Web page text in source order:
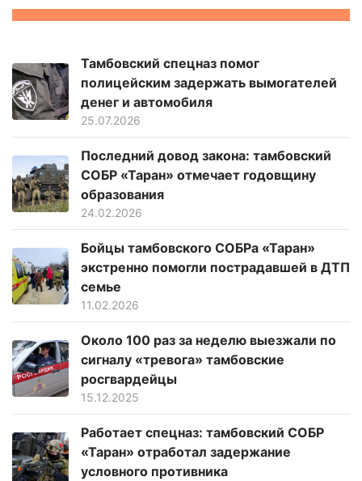
Тамбовский спецназ помог
полицейским задержать вымогателей
денег и автомобиля
25.07.2026
Последний довод закона: тамбовский
СОБР «Таран» отмечает годовщину
образования
24.02.2026
Бойцы тамбовского СОБРа «Таран»
экстренно помогли пострадавшей в ДТП
семье
11.02.2026
Около 100 раз за неделю выезжали по
сигналу «тревога» тамбовские
росгвардейцы
15.12.2025
Работает спецназ: тамбовский СОБР
«Таран» отработал задержание
условного противника